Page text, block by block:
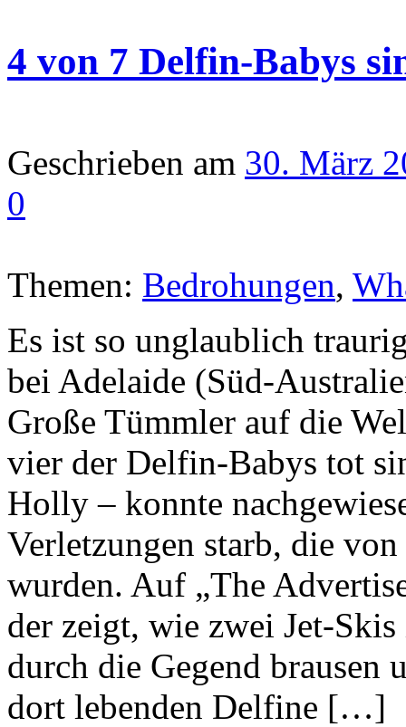
4 von 7 Delfin-Babys
Geschrieben am 30. März
0
Themen: Bedrohungen,
Es ist so unglaublich
bei Adelaide (Süd-
Große Tümmler auf die
vier der Delfin-Babys tot
Holly – konnte
Verletzungen starb, die
wurden. Auf „The
der zeigt, wie zwei Jet-
durch die Gegend
dort lebenden Delfine […]